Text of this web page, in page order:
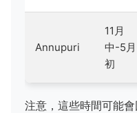
Annupuri
11月
中-5月
初
注意，這些時間可能